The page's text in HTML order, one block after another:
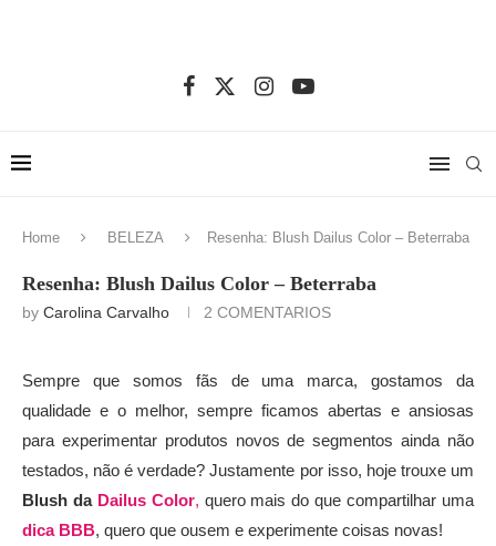
Home BELEZA Resenha: Blush Dailus Color – Beterraba
Resenha: Blush Dailus Color – Beterraba
by Carolina Carvalho 2 COMENTARIOS
Sempre que somos fãs de uma marca, gostamos da
qualidade e o melhor, sempre ficamos abertas e ansiosas
para experimentar produtos novos de segmentos ainda não
testados, não é verdade? Justamente por isso, hoje trouxe um
Blush da Dailus Color, quero mais do que compartilhar uma
dica BBB, quero que ousem e experimente coisas novas!